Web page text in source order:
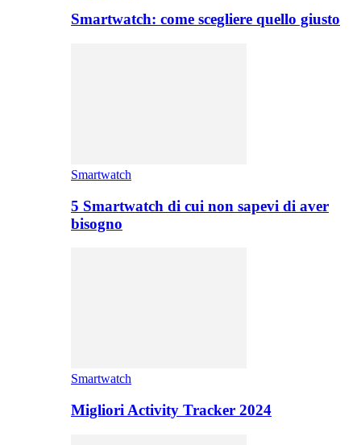
Smartwatch: come scegliere quello giusto
Smartwatch
5 Smartwatch di cui non sapevi di aver
bisogno
Smartwatch
Migliori Activity Tracker 2024